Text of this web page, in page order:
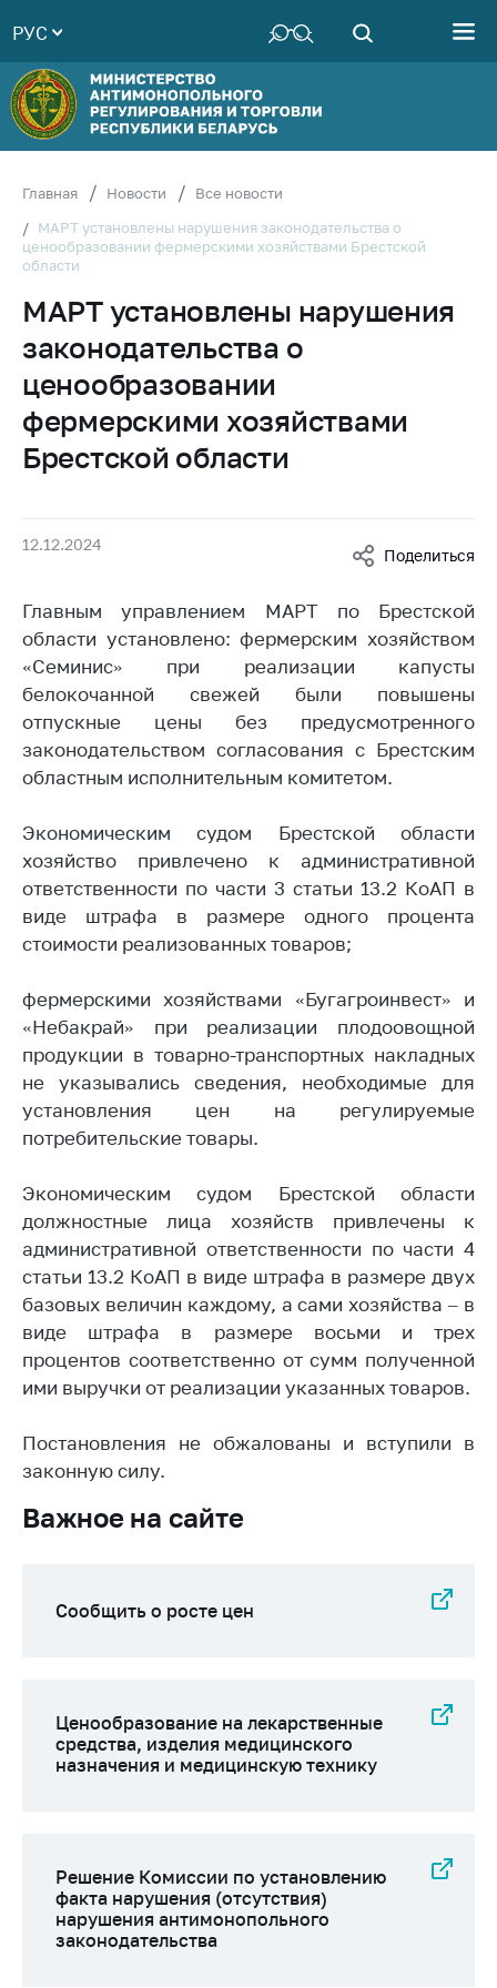
Руководство
Структура
Министерства
Территориальные
Законодательство
деятельность
Общественно-
консультативный
совет
Соискателям
универсальная
Общественная
жизнь
Идеологическая
работа
Официальные
геральдические
символы
Деятельность
Ценовая политика
Антимонопольное
Торговля и услуги
Регулирование и
контроль закупок
Защита прав
потребителей
Регулирование
рекламной
деятельности
Международное
сотрудничество
Применение мер
нетарифного
регулирования
Биржевая торговля
Выставочная
Республике
персональных
данных
Обратиться в МАРТ
Личный прием
Горячая линия
Электронные
обращения
РУС
Главная Новости
Все новости
МАРТ установлены нарушения законодательства о
ценообразовании фермерскими хозяйствами Брестской
области
МАРТ установлены нарушения
законодательства о
ценообразовании
фермерскими хозяйствами
Брестской области
12.12.2024
Поделиться
Главным управлением МАРТ по Брестской
области установлено: фермерским хозяйством
«Семинис» при реализации капусты
белокочанной свежей были повышены
отпускные цены без предусмотренного
законодательством согласования с Брестским
областным исполнительным комитетом.
Экономическим судом Брестской области
хозяйство привлечено к административной
ответственности по части 3 статьи 13.2 КоАП в
виде штрафа в размере одного процента
стоимости реализованных товаров;
фермерскими хозяйствами «Бугагроинвест» и
«Небакрай» при реализации плодоовощной
продукции в товарно-транспортных накладных
не указывались сведения, необходимые для
установления цен на регулируемые
потребительские товары.
Экономическим судом Брестской области
должностные лица хозяйств привлечены к
административной ответственности по части 4
статьи 13.2 КоАП в виде штрафа в размере двух
базовых величин каждому, а сами хозяйства – в
виде штрафа в размере восьми и трех
процентов соответственно от сумм полученной
ими выручки от реализации указанных товаров.
Постановления не обжалованы и вступили в
законную силу.
Важное на сайте
Сообщить о росте цен
Ценообразование на лекарственные
средства, изделия медицинского
назначения и медицинскую технику
Решение Комиссии по установлению
факта нарушения (отсутствия)
нарушения антимонопольного
законодательства